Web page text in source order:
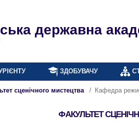
державна
ЗДОБУВАЧУ
сценічного мистецтва Кафедра
ФАКУЛЬТЕТ